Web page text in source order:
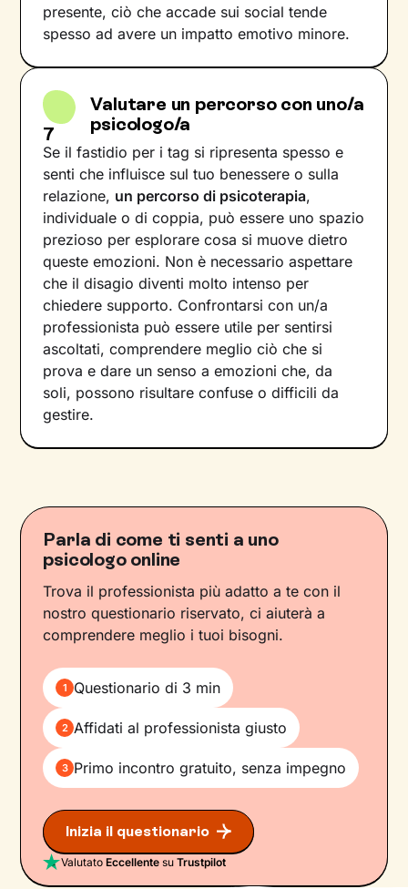
presente, ciò che accade sui social tende
spesso ad avere un impatto emotivo minore.
7
Valutare un percorso con uno/a
psicologo/a
Se il fastidio per i tag si ripresenta spesso e
senti che influisce sul tuo benessere o sulla
relazione, un percorso di psicoterapia,
individuale o di coppia, può essere uno spazio
prezioso per esplorare cosa si muove dietro
queste emozioni. Non è necessario aspettare
che il disagio diventi molto intenso per
chiedere supporto. Confrontarsi con un/a
professionista può essere utile per sentirsi
ascoltati, comprendere meglio ciò che si
prova e dare un senso a emozioni che, da
soli, possono risultare confuse o difficili da
gestire.
Parla di come ti senti a uno
psicologo online
Trova il professionista più adatto a te con il
nostro questionario riservato, ci aiuterà a
comprendere meglio i tuoi bisogni.
1 Questionario di 3 min
2 Affidati al professionista giusto
3 Primo incontro gratuito, senza impegno
Inizia il questionario
ValutatoEccellente suTrustpilot